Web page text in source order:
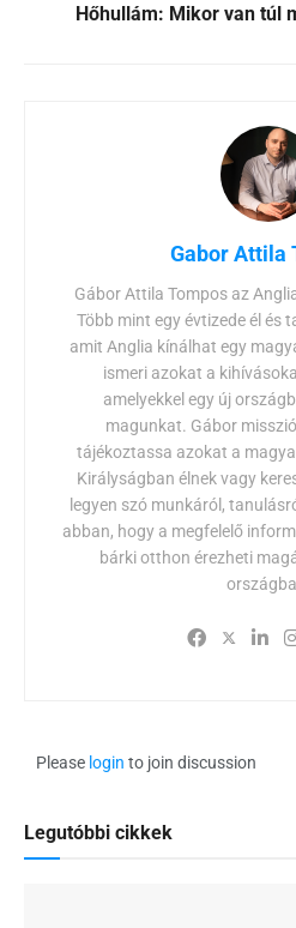
Hőhullám: Mikor van túl
Gabor Attila
Gábor Attila Tompos az
Több mint egy évtizede él és
amit Anglia kínálhat egy
ismeri azokat a
amelyekkel egy új
magunkat. Gábor
tájékoztassa azokat a
Királyságban élnek vagy
legyen szó munkáról,
abban, hogy a megfelelő
bárki otthon érezheti
Please login to join discussion
Legutóbbi cikkek